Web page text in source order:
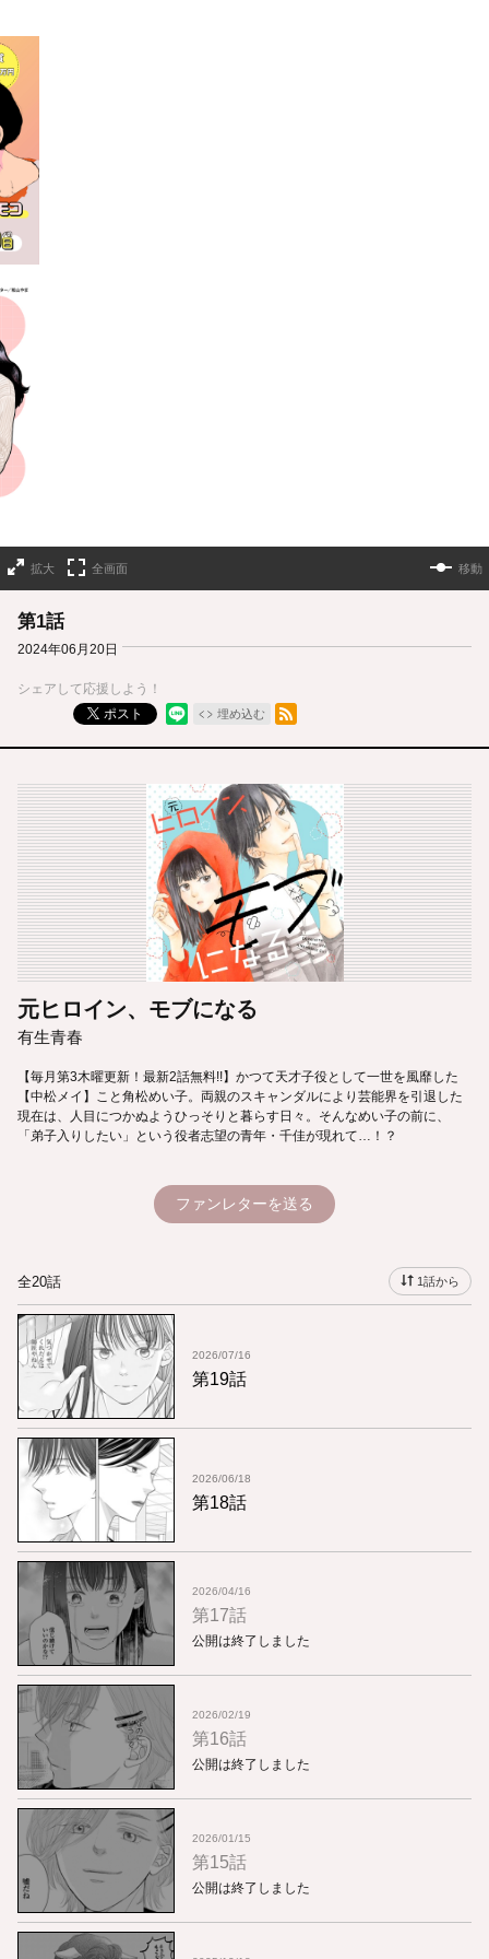
拡大 全画面 移動
第1話
2024年06月20日
シェアして応援しよう！
ポスト
埋め込む
RSSフィード
元ヒロイン、モブになる
有生青春
【毎月第3木曜更新！最新2話無料!!】かつて天才子役として一世を風靡した
【中松メイ】こと角松めい子。両親のスキャンダルにより芸能界を引退した
現在は、人目につかぬようひっそりと暮らす日々。そんなめい子の前に、
「弟子入りしたい」という役者志望の青年・千佳が現れて…！？
ファンレターを送る
全20話 1話から
2026/07/16
第19話
2026/06/18
第18話
2026/04/16
第17話
公開は終了しました
2026/02/19
第16話
公開は終了しました
2026/01/15
第15話
公開は終了しました